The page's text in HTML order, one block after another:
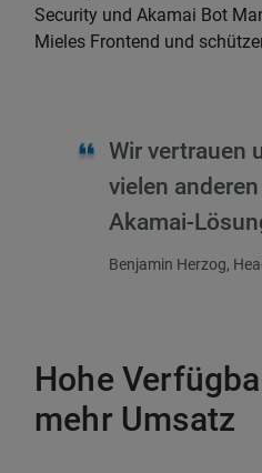
Security und Akamai Bot
Mieles Frontend und
Wir vertrauen
vielen
Akamai-
Benjamin Herzog,
Hohe
mehr Umsatz